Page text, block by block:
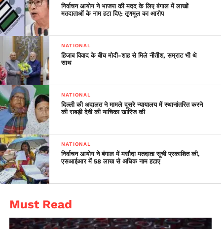
निर्वाचन आयोग ने भाजपा की मदद के लिए बंगाल में लाखों
मतदाताओं के नाम हटा दिए: तृणमूल का आरोप
NATIONAL
हिजाब विवाद के बीच मोदी-शाह से मिले नीतीश, सम्राट भी थे
साथ
NATIONAL
दिल्ली की अदालत ने मामले दूसरे न्यायालय में स्थानांतरित करने
की राबड़ी देवी की याचिका खारिज की
NATIONAL
निर्वाचन आयोग ने बंगाल में मसौदा मतदाता सूची प्रकाशित की,
एसआईआर में 58 लाख से अधिक नाम हटाए
Must Read